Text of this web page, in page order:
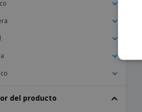
con 3 niveles para buffet
negro de acrílico en escalera de
con puerta
transparente de acrílico para
con 4 niveles
con cubos elevados negros
madera para buffet
del producto